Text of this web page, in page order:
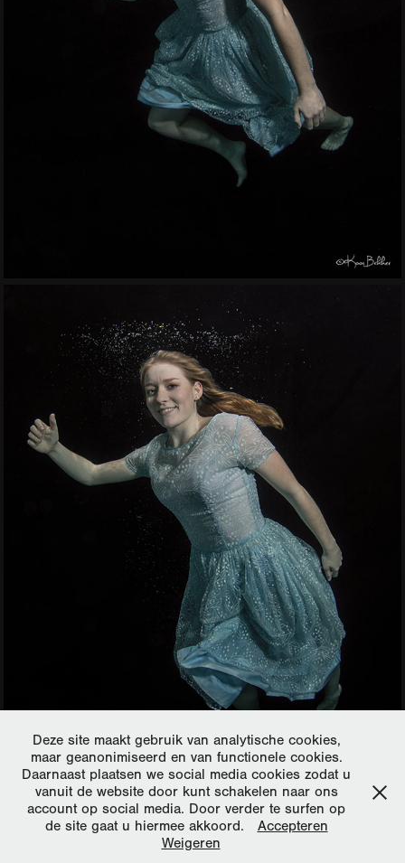
Deze site maakt gebruik van analytische cookies,
maar geanonimiseerd en van functionele cookies.
Daarnaast plaatsen we social media cookies zodat u
vanuit de website door kunt schakelen naar ons
account op social media. Door verder te surfen op
de site gaat u hiermee akkoord.
Accepteren
Weigeren